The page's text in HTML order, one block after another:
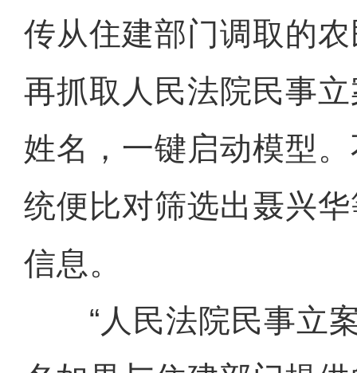
传从住建部门调取的
再抓取人民法院民事
姓名，一键启动模型
统便比对筛选出聂兴
信息。
“人民法院民事立案